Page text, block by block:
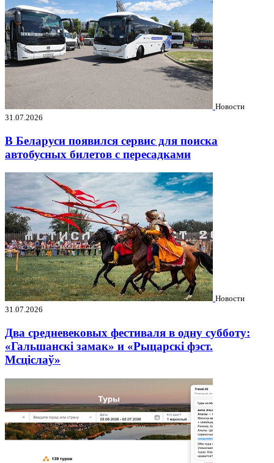
Новости
31.07.2026
В Беларуси появился сервис для поиска
автобусных билетов с пересадками
Новости
31.07.2026
Два средневековых фестиваля в одну субботу:
«Гальшанскі замак» и «Рыцарскі фэст.
Мсціслаў»